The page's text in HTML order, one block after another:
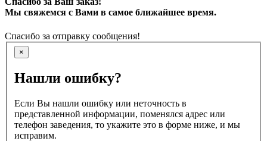
Мы свяжемся с Вами в самое ближайшее время.
Спасибо за отправку сообщения!
×
Нашли ошибку?
Если Вы нашли ошибку или неточность в
представленной информации, поменялся адрес или
телефон заведения, то укажите это в форме ниже, и мы
исправим.